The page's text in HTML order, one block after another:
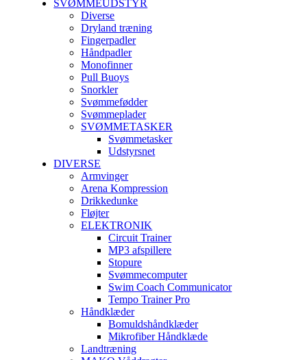
SVØMMEUDSTYR
Diverse
Dryland træning
Fingerpadler
Håndpadler
Monofinner
Pull Buoys
Snorkler
Svømmefødder
Svømmeplader
SVØMMETASKER
Svømmetasker
Udstyrsnet
DIVERSE
Armvinger
Arena Kompression
Drikkedunke
Fløjter
ELEKTRONIK
Circuit Trainer
MP3 afspillere
Stopure
Svømmecomputer
Swim Coach Communicator
Tempo Trainer Pro
Håndklæder
Bomuldshåndklæder
Mikrofiber Håndklæde
Landtræning